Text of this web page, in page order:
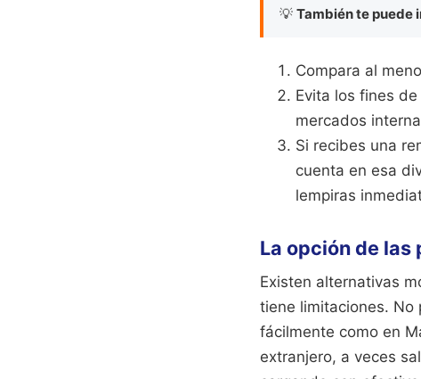
💡 También te puede
Compara al
Evita los fines
mercados
Si recibes una
cuenta en esa
lempiras
La opción de
Existen alternativas
tiene limitaciones. No
fácilmente como en
extranjero, a veces